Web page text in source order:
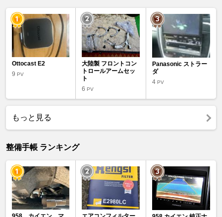
Ottocast E2
9 PV
大陸製 フロントコン
トロールアームセッ
ト
6PV
Panasonic ストラー
ダ
4 PV
もっと見る
整備手帳 ランキング